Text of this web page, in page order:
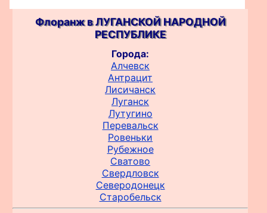
Флоранж в ЛУГАНСКОЙ НАРОДНОЙ
РЕСПУБЛИКЕ
Города:
Алчевск
Антрацит
Лисичанск
Луганск
Лутугино
Перевальск
Ровеньки
Рубежное
Сватово
Свердловск
Северодонецк
Старобельск